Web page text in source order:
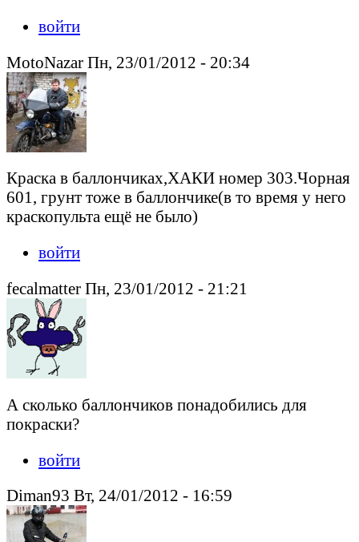
войти
MotoNazar Пн, 23/01/2012 - 20:34
Краска в баллончиках,ХАКИ номер 303.Чорная
601, грунт тоже в баллончике(в то время у него
краскопульта ещё не было)
войти
fecalmatter Пн, 23/01/2012 - 21:21
А сколько баллончиков понадобились для
покраски?
войти
Diman93 Вт, 24/01/2012 - 16:59